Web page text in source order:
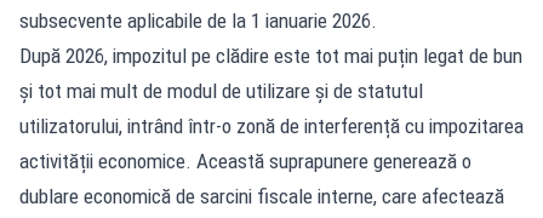
subsecvente aplicabile de la 1 ianuarie 2026.
După 2026, impozitul pe clădire este tot mai puțin legat de bun
și tot mai mult de modul de utilizare și de statutul
utilizatorului, intrând într-o zonă de interferență cu impozitarea
activității economice. Această suprapunere generează o
dublare economică de sarcini fiscale interne, care afectează